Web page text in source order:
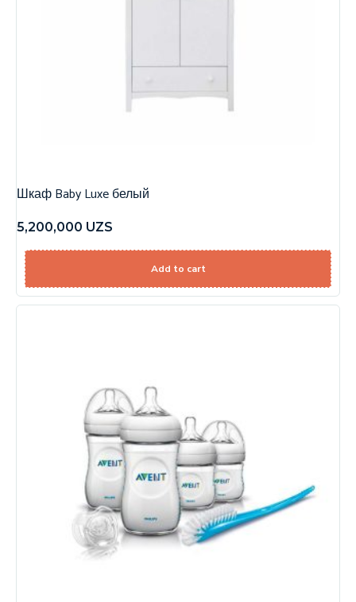
Шкаф Baby Luxe белый
5,200,000 UZS
Add to cart